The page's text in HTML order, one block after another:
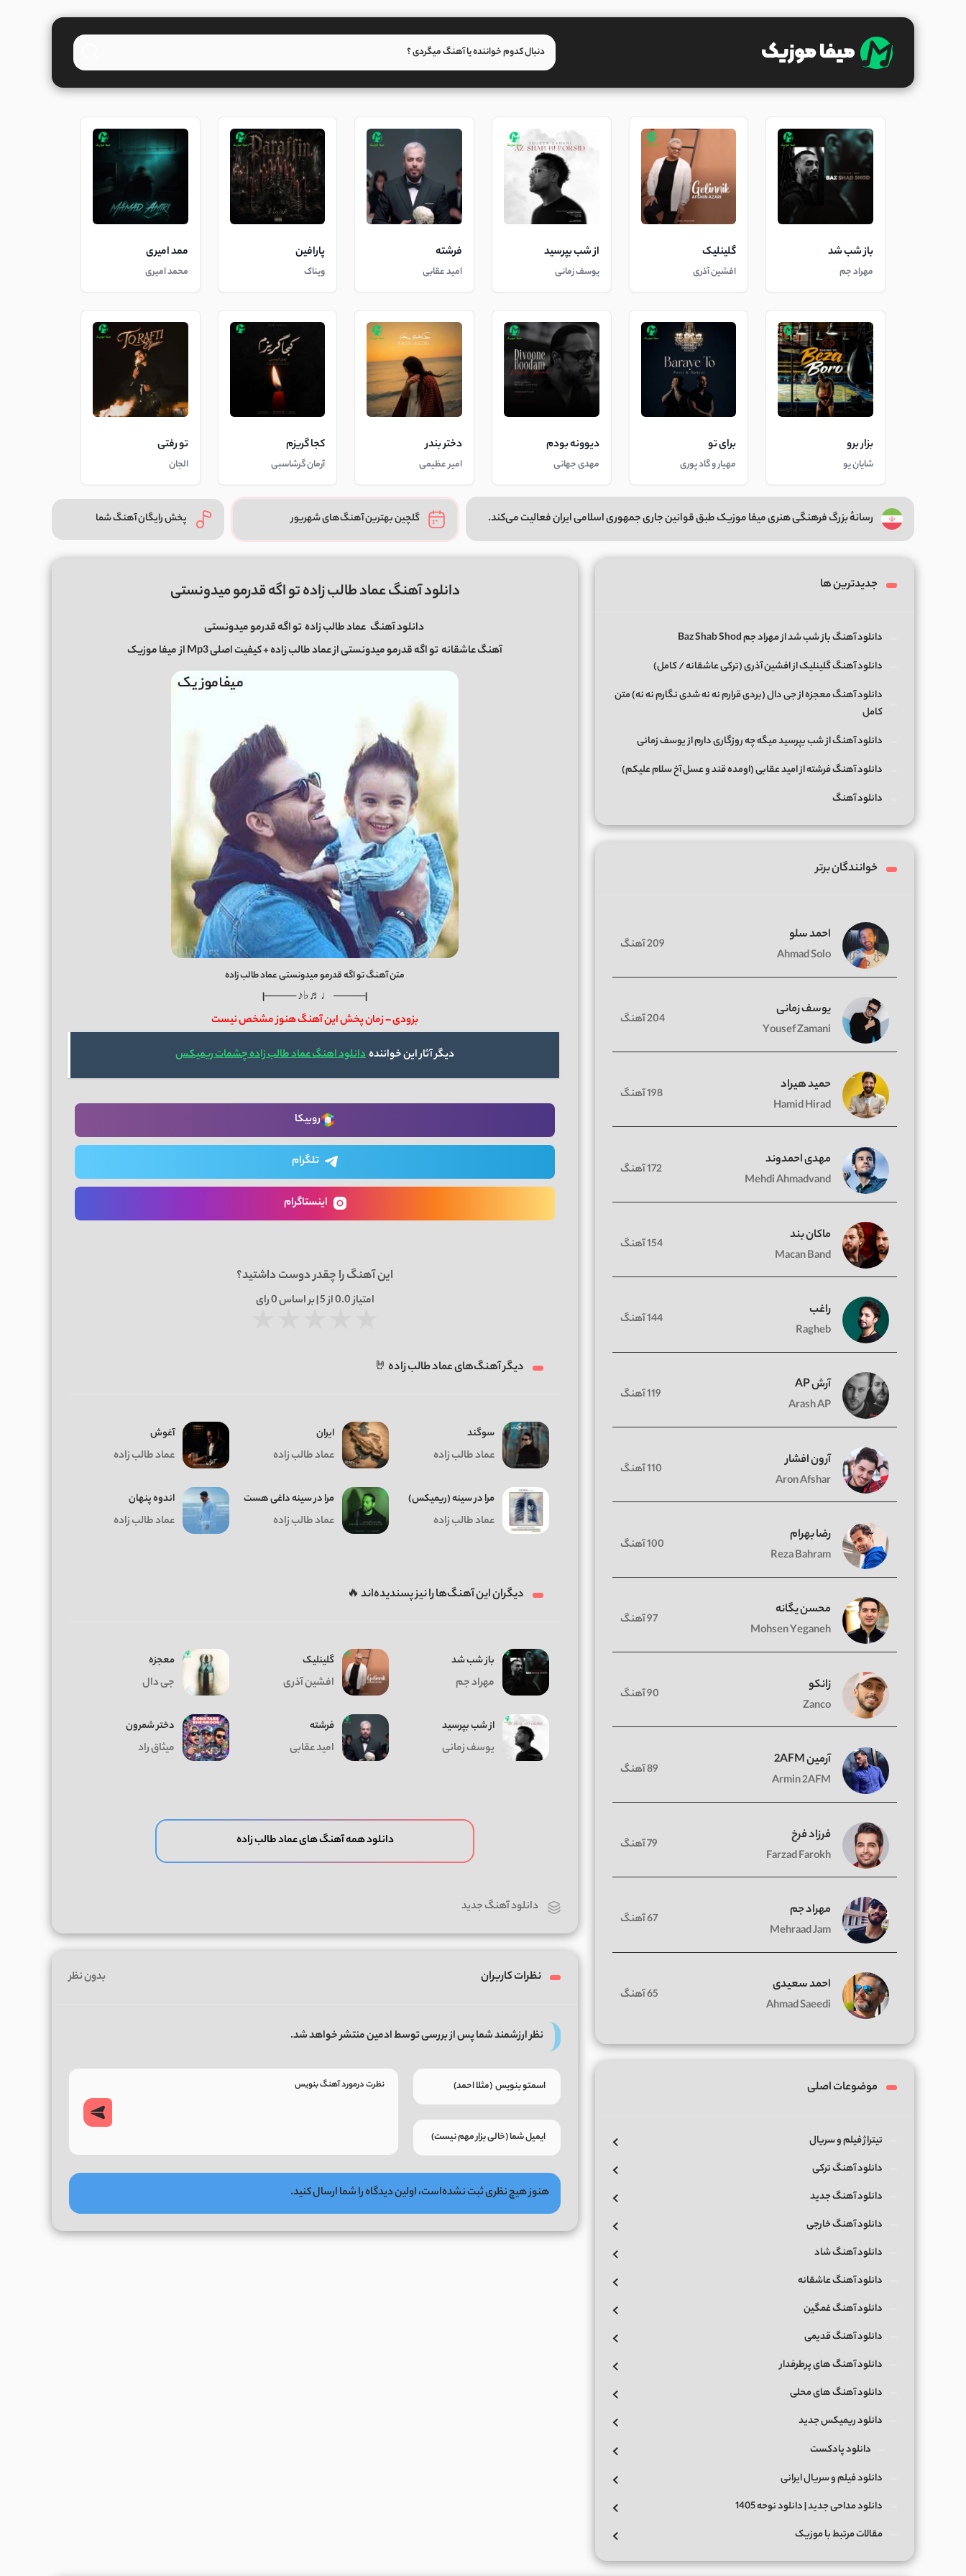
باز شب شد
مهراد جم
گلینلیک
افشین آذری
از شب بپرسید
یوسف زمانی
فرشته
امید عقابی
پارافین
ویناک
ممد امیری
محمد امیری
بزار برو
شایان یو
برای تو
مهیار و گاد پوری
دیوونه بودم
مهدی جهانی
دختر بندر
امیر عظیمی
کجا گریزم
آرمان گرشاسبی
تو رفتی
الجان
رسانهٔ بزرگ فرهنگی هنری میفا موزیک طبق قوانین جاری جمهوری اسلامی ایران فعالیت می‌کند. گلچین بهترین آهنگ‌های شهریور پخش رایگان آهنگ شما
دانلود آهنگ عماد طالب زاده تو اگه قدرمو میدونستی
دانلود آهنگ عماد طالب زادهتو اگه قدرمو میدونستی
آهنگ عاشقانهتو اگه قدرمو میدونستیازعماد طالب زاده+ کیفیت اصلی Mp3 از میفا موزیک
متن آهنگ تو اگه قدرمو میدونستی عماد طالب زاده
|──── ♩♬♭♪ ────|
بزودی – زمان پخش این آهنگ هنوز مشخص نیست
دیگر آثار این خوانندهدانلود اهنگ عماد طالب زاده چشمات ریمیکس
روبیکا
تلگرام
اینستاگرام
این آهنگ را چقدر دوست داشتید؟
امتیاز0.0از 5 | بر اساس 0رای
دیگر آهنگ‌های عماد طالب زاده 🤘
سوگند
عماد طالب زاده
ایران
عماد طالب زاده
آغوش
عماد طالب زاده
مرا در سینه (ریمیکس)
عماد طالب زاده
مرا در سینه داغی هست
عماد طالب زاده
اندوه پنهان
عماد طالب زاده
دیگران این آهنگ‌ها را نیز پسندیده‌اند 🔥
باز شب شد
مهراد جم
گلینلیک
افشین آذری
معجزه
جی دال
از شب بپرسید
یوسف زمانی
فرشته
امید عقابی
دختر شمرون
میثاق راد
دانلود همه آهنگ های عماد طالب زاده
دانلود آهنگ جدید
نظرات کاربران بدون نظر
نظر ارزشمند شما پس از بررسی توسط ادمین منتشر خواهد شد.
هنوز هیچ نظری ثبت نشده‌است، اولین دیدگاه را شما ارسال کنید.
جدیدترین ها
دانلود آهنگ باز شب شد از مهراد جم Baz Shab Shod
دانلود آهنگ گلینلیک از افشین آذری (ترکی عاشقانه / کامل)
دانلود آهنگ معجزه از جی دال (بردی قرارم نه نه شدی نگارم نه نه) متن
کامل
دانلود آهنگ از شب بپرسید میگه چه روزگاری دارم از یوسف زمانی
دانلود آهنگ فرشته از امید عقابی (اومده قند و عسل آخ سلام علیکم)
دانلود آهنگ
خوانندگان برتر
احمد سلو
Ahmad Solo
209 آهنگ
یوسف زمانی
Yousef Zamani
204 آهنگ
حمید هیراد
Hamid Hirad
198 آهنگ
مهدی احمدوند
Mehdi Ahmadvand
172 آهنگ
ماکان بند
Macan Band
154 آهنگ
راغب
Ragheb
144 آهنگ
آرش AP
Arash AP
119 آهنگ
آرون افشار
Aron Afshar
110 آهنگ
رضا بهرام
Reza Bahram
100 آهنگ
محسن یگانه
Mohsen Yeganeh
97 آهنگ
زانکو
Zanco
90 آهنگ
آرمین 2AFM
Armin 2AFM
89 آهنگ
فرزاد فرخ
Farzad Farokh
79 آهنگ
مهراد جم
Mehraad Jam
67 آهنگ
احمد سعیدی
Ahmad Saeedi
65 آهنگ
موضوعات اصلی
تیتراژ فیلم و سریال
دانلود آهنگ ترکی
دانلود آهنگ جدید
دانلود آهنگ خارجی
دانلود آهنگ شاد
دانلود آهنگ عاشقانه
دانلود آهنگ غمگین
دانلود آهنگ قدیمی
دانلود آهنگ های پرطرفدار
دانلود آهنگ های محلی
دانلود ریمیکس جدید
دانلود پادکست
دانلود فیلم و سریال ایرانی
دانلود مداحی جدید | دانلود نوحه 1405
مقالات مرتبط با موزیک